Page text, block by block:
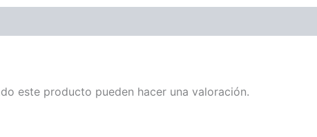
este producto pueden hacer una valoración.